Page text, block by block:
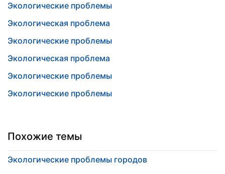
Экологические проблемы
Экологическая проблема
Экологические проблемы
Экологическая проблема
Экологические проблемы
Экологические проблемы
Похожие темы
Экологические проблемы городов